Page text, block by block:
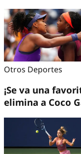
Otros Deportes
¡Se va una
elimina a Coco